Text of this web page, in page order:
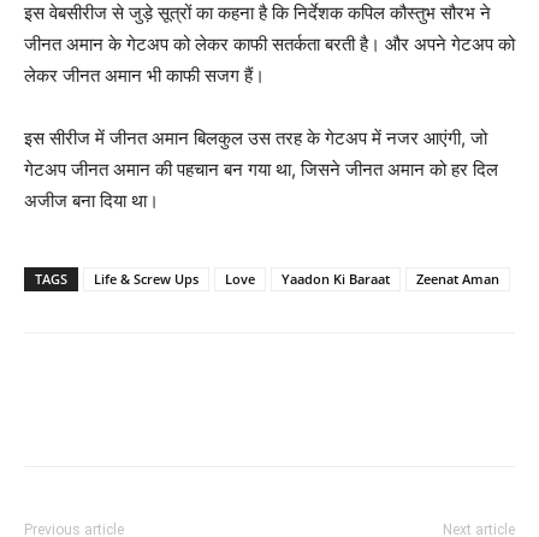
इस वेबसीरीज से जुड़े सूत्रों का कहना है कि निर्देशक कपिल कौस्तुभ सौरभ ने
जीनत अमान के गेटअप को लेकर काफी सतर्कता बरती है। और अपने गेटअप को
लेकर जीनत अमान भी काफी सजग हैं।
इस सीरीज में जीनत अमान बिलकुल उस तरह के गेटअप में नजर आएंगी, जो
गेटअप जीनत अमान की पहचान बन गया था, जिसने जीनत अमान को हर दिल
अजीज बना दिया था।
TAGS Life & Screw Ups Love Yaadon Ki Baraat Zeenat Aman
Previous article Next article